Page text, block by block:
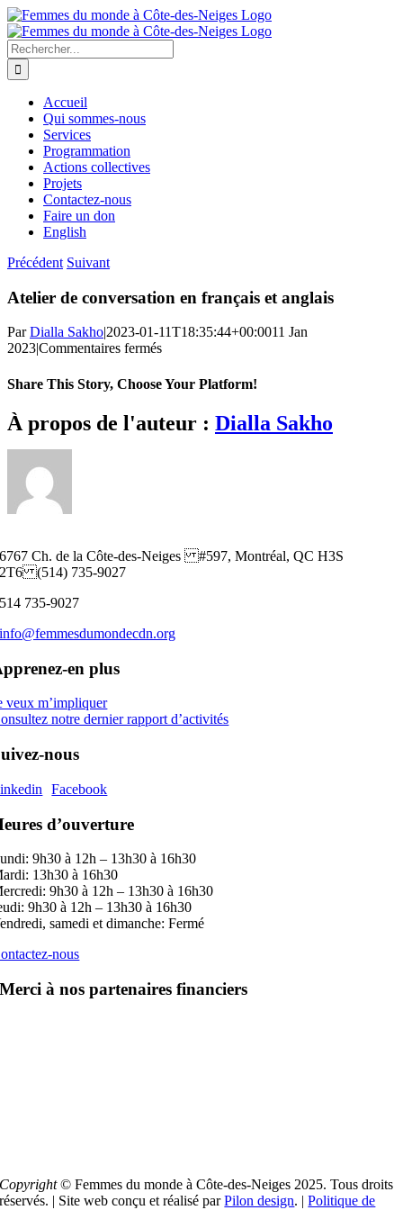
Passer
au
contenu
Rechercher:
Accueil
Qui sommes-nous
Services
Programmation
Actions collectives
Projets
Contactez-nous
Faire un don
English
Précédent Suivant
Atelier de conversation en français et anglais
ParDialla Sakho|2023-01-11T18:35:44+00:0011 Jan
2023|Commentaires ferméssur
de
français
Share This Story, Choose Your Platform!
Facebook
Twitter
Reddit
LinkedIn
WhatsApp
Telegram
Tumblr
Pinterest
Vk
Xing
Email
À propos de l'auteur : Dialla Sakho
6767 Ch. de la Côte-des-Neiges #597, Montréal, QC H3S
2T6 (514) 735-9027
514 735-9027
info@femmesdumondecdn.org
en plus
veux m’impliquer
notre dernier rapport d’activités
nous
Facebook
d’ouverture
9h30 à 12h – 13h30 à 16h30
13h30 à 16h30
9h30 à 12h – 13h30 à 16h30
9h30 à 12h – 13h30 à 16h30
samedi et dimanche: Fermé
nous
Merci à nos partenaires financiers
Copyright© Femmes du monde à Côte-des-Neiges 2025. Tous droits
réservés. | Site web conçu et réalisé parPilon design. |Politique de